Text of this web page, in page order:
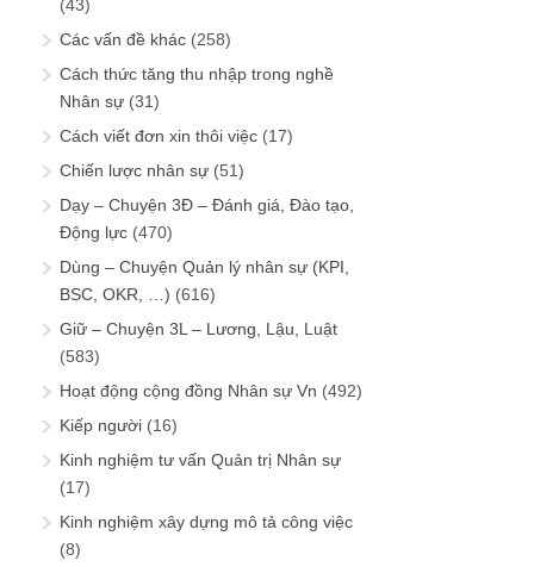
(43)
Các vấn đề khác (258)
Cách thức tăng thu nhập trong nghề
Nhân sự (31)
Cách viết đơn xin thôi việc (17)
Chiến lược nhân sự (51)
Dạy – Chuyện 3Đ – Đánh giá, Đào tạo,
Động lực (470)
Dùng – Chuyện Quản lý nhân sự (KPI,
BSC, OKR, …) (616)
Giữ – Chuyện 3L – Lương, Lậu, Luật
(583)
Hoạt động cộng đồng Nhân sự Vn (492)
Kiếp người (16)
Kinh nghiệm tư vấn Quản trị Nhân sự
(17)
Kinh nghiệm xây dựng mô tả công việc
(8)